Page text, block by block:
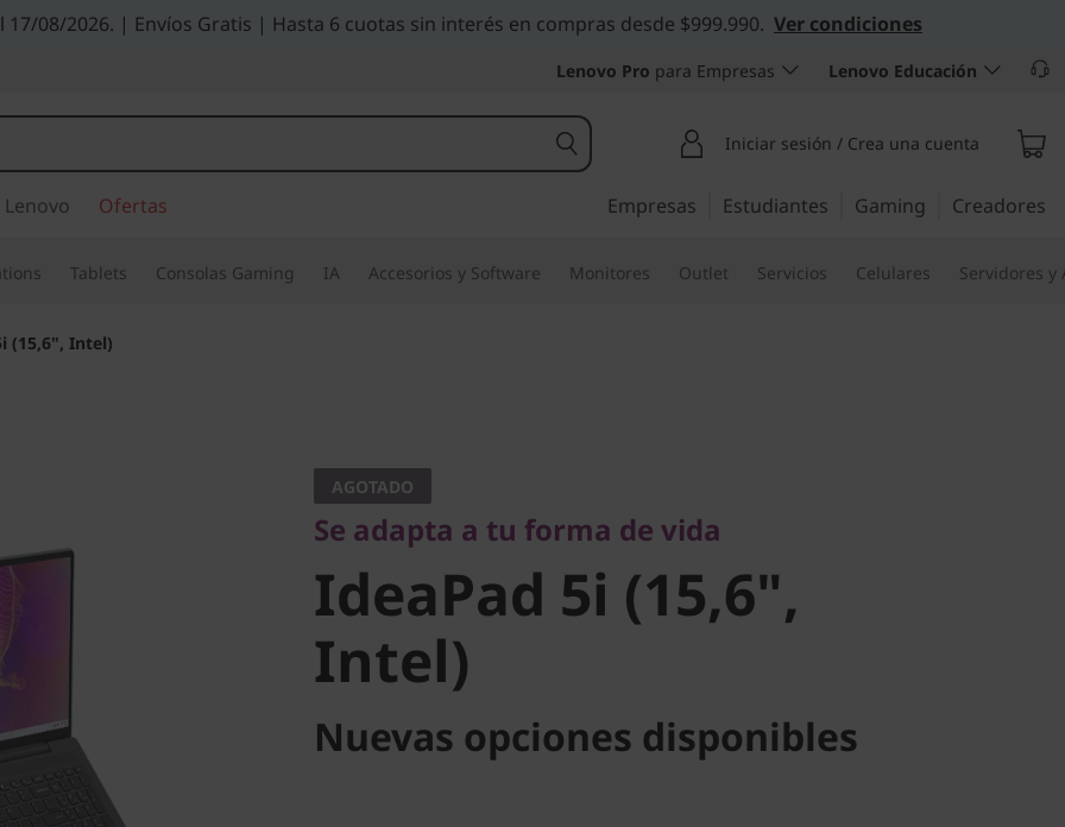
08/2026. | Envíos Gratis | Hasta 6 cuotas sin interés en compras desde $999.990. Ver condiciones
Lenovo Pro para Empresas Lenovo Educación
Iniciar sesión / Crea una cuenta
Ofertas Empresas Estudiantes Gaming Creadores
Tablets Consolas Gaming IA Accesorios y Software Monitores Outlet Servicios Celulares Servidores y
(15,6", Intel)
IdeaPad 5i (15,6",
Intel)
AGOTADO
Se adapta a tu forma de vida
IdeaPad 5i (15,6",
Intel)
Nuevas opciones disponibles